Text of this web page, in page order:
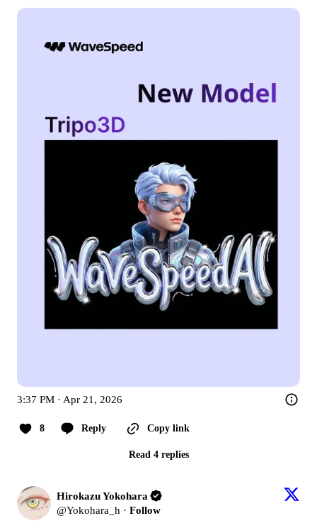
3:37 PM · Apr 21, 2026
8 Reply Copy link
Read 4 replies
Hirokazu Yokohara
@Yokohara_h · Follow